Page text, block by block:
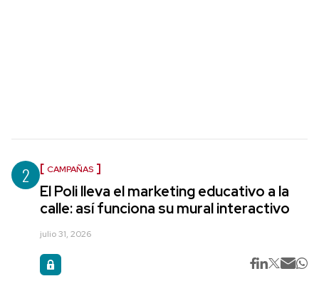
2 CAMPAÑAS
El Poli lleva el marketing educativo a la
calle: así funciona su mural interactivo
julio 31, 2026